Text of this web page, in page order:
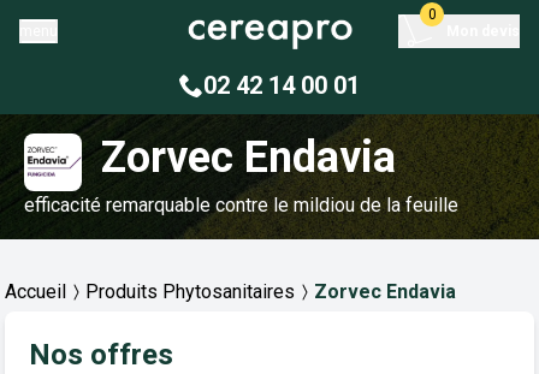
0
02 42 14 00 01
Zorvec Endavia
efficacité remarquable contre le mildiou de la feuille
Accueil Produits Phytosanitaires Zorvec Endavia
Nos offres